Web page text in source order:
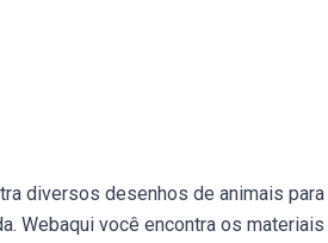
diversos desenhos de animais para
Webaqui você encontra os materiais